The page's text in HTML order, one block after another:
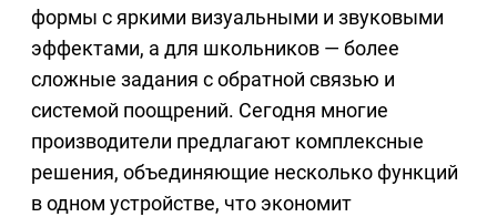
формы с яркими визуальными и звуковыми
эффектами, а для школьников — более
сложные задания с обратной связью и
системой поощрений. Сегодня многие
производители предлагают комплексные
решения, объединяющие несколько функций
в одном устройстве, что экономит